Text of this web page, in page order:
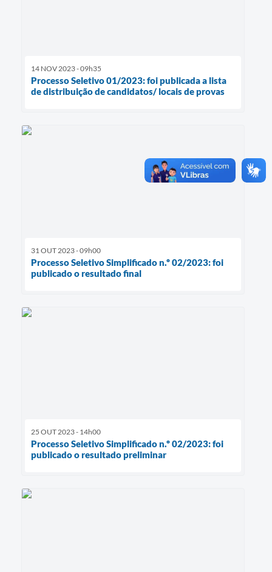
14 NOV 2023 - 09h35
Processo Seletivo 01/2023: foi publicada a lista
de distribuição de candidatos/ locais de provas
31 OUT 2023 - 09h00
Processo Seletivo Simplificado n.º 02/2023: foi
publicado o resultado final
25 OUT 2023 - 14h00
Processo Seletivo Simplificado n.º 02/2023: foi
publicado o resultado preliminar